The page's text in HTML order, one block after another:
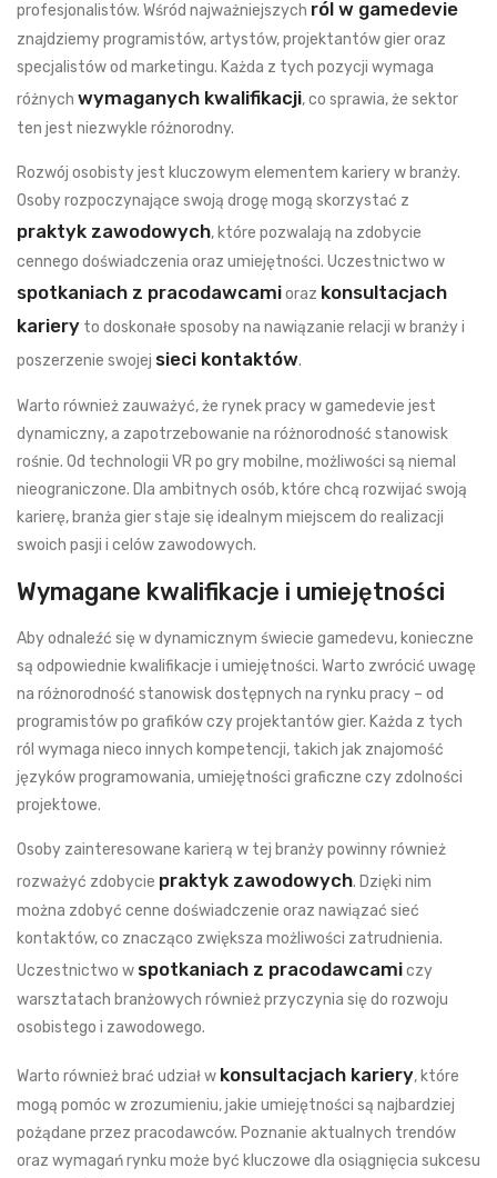
profesjonalistów. Wśród najważniejszych ról w gamedevie
znajdziemy programistów, artystów, projektantów gier oraz
specjalistów od marketingu. Każda z tych pozycji wymaga
różnych wymaganych kwalifikacji, co sprawia, że sektor
ten jest niezwykle różnorodny.
Rozwój osobisty jest kluczowym elementem kariery w branży.
Osoby rozpoczynające swoją drogę mogą skorzystać z
praktyk zawodowych, które pozwalają na zdobycie
cennego doświadczenia oraz umiejętności. Uczestnictwo w
spotkaniach z pracodawcamioraz konsultacjach
kariery to doskonałe sposoby na nawiązanie relacji w branży i
poszerzenie swojej sieci kontaktów.
Warto również zauważyć, że rynek pracy w gamedevie jest
dynamiczny, a zapotrzebowanie na różnorodność stanowisk
rośnie. Od technologii VR po gry mobilne, możliwości są niemal
nieograniczone. Dla ambitnych osób, które chcą rozwijać swoją
karierę, branża gier staje się idealnym miejscem do realizacji
swoich pasji i celów zawodowych.
Wymagane kwalifikacje i umiejętności
Aby odnaleźć się w dynamicznym świecie gamedevu, konieczne
są odpowiednie kwalifikacje i umiejętności. Warto zwrócić uwagę
na różnorodność stanowisk dostępnych na rynku pracy – od
programistów po grafików czy projektantów gier. Każda z tych
ról wymaga nieco innych kompetencji, takich jak znajomość
języków programowania, umiejętności graficzne czy zdolności
projektowe.
Osoby zainteresowane karierą w tej branży powinny również
rozważyć zdobycie praktyk zawodowych. Dzięki nim
można zdobyć cenne doświadczenie oraz nawiązać sieć
kontaktów, co znacząco zwiększa możliwości zatrudnienia.
Uczestnictwo w spotkaniach z pracodawcamiczy
warsztatach branżowych również przyczynia się do rozwoju
osobistego i zawodowego.
Warto również brać udział w konsultacjach kariery, które
mogą pomóc w zrozumieniu, jakie umiejętności są najbardziej
pożądane przez pracodawców. Poznanie aktualnych trendów
oraz wymagań rynku może być kluczowe dla osiągnięcia sukcesu